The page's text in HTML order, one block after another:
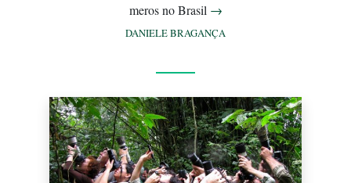
meros no Brasil →
DANIELE BRAGANÇA